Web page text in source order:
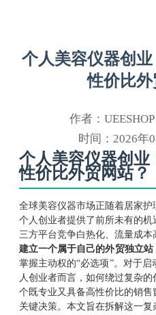
个人美容仪器创
性价比外
作者：
时间：2026年
个人美容仪器创业
性价比外贸网站？
全球美容仪器市场正随着居家
个人创业者提供了前所未有的机
三方平台竞争白热化、流量成本
建立一个属于自己的外贸独立站
掌握主动权的“必选项”。对于
人创业者而言，如何绕过复杂
个既专业又具备高性价比的销
关键决策。本文旨在拆解这一